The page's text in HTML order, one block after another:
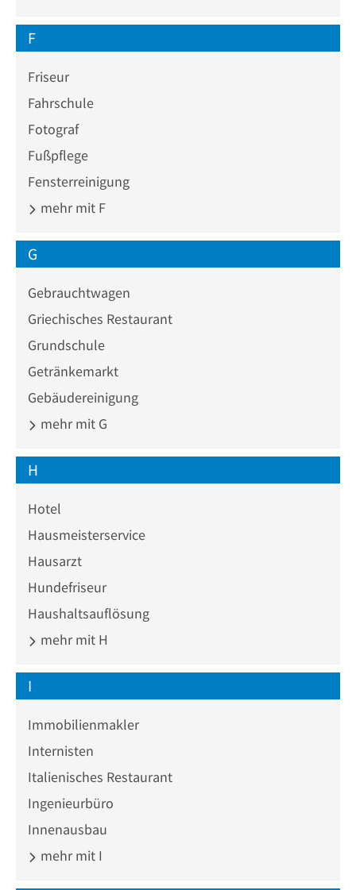
F
Friseur
Fahrschule
Fotograf
Fußpflege
Fensterreinigung
mehr mit F
G
Gebrauchtwagen
Griechisches Restaurant
Grundschule
Getränkemarkt
Gebäudereinigung
mehr mit G
H
Hotel
Hausmeisterservice
Hausarzt
Hundefriseur
Haushaltsauflösung
mehr mit H
I
Immobilienmakler
Internisten
Italienisches Restaurant
Ingenieurbüro
Innenausbau
mehr mit I